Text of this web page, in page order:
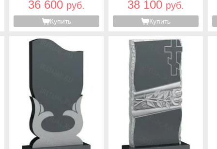
36 600 руб.
Купить
38 100 руб.
Купить